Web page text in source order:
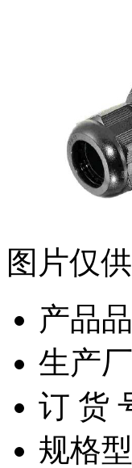
图片仅
产品
生产
订 货
规格